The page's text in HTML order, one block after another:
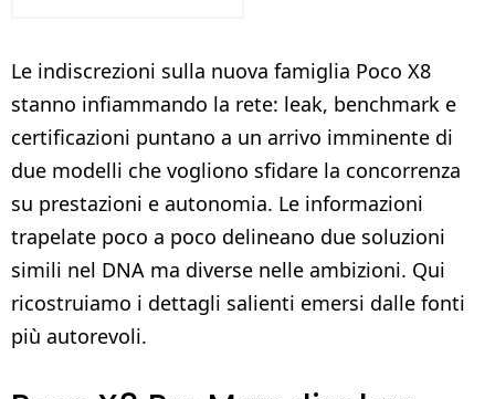
Le indiscrezioni sulla nuova famiglia Poco X8
stanno infiammando la rete: leak, benchmark e
certificazioni puntano a un arrivo imminente di
due modelli che vogliono sfidare la concorrenza
su prestazioni e autonomia. Le informazioni
trapelate poco a poco delineano due soluzioni
simili nel DNA ma diverse nelle ambizioni. Qui
ricostruiamo i dettagli salienti emersi dalle fonti
più autorevoli.